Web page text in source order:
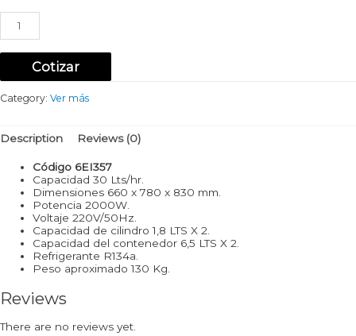
Helado
Soft
lts./HR
Sobremesa
780
x
mm.
quantity
Cotizar
Category: Ver más
Description Reviews (0)
Código 6EI357
Capacidad 30 Lts/hr.
Dimensiones 660 x 780 x 830 mm.
Potencia 2000W.
Voltaje 220V/50Hz.
Capacidad de cilindro 1,8 LTS X 2.
Capacidad del contenedor 6,5 LTS X 2.
Refrigerante R134a.
Peso aproximado 130 Kg.
Reviews
There are no reviews yet.